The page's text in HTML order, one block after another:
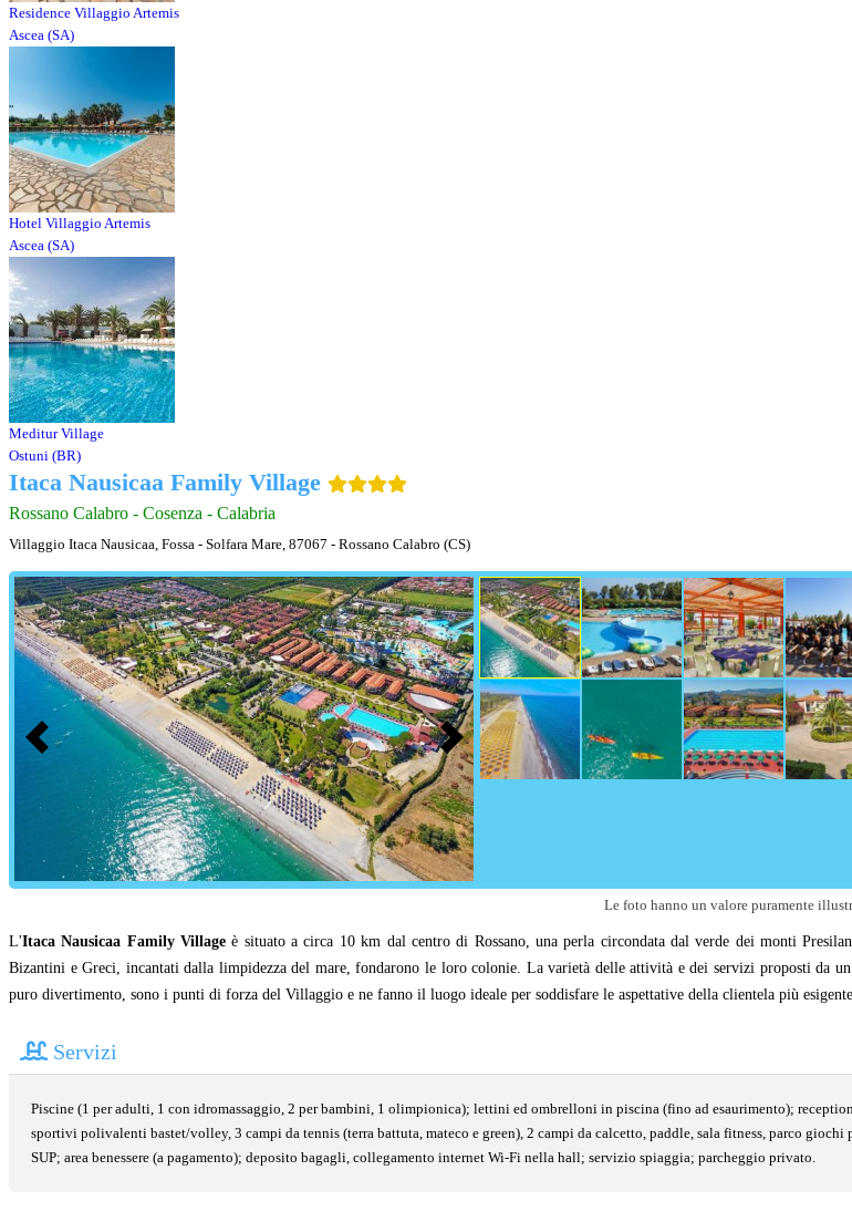
Residence Villaggio Artemis
Ascea (SA)
Hotel Villaggio Artemis
Ascea (SA)
Meditur Village
Ostuni (BR)
Itaca Nausicaa Family Village
Rossano Calabro - Cosenza - Calabria
Villaggio Itaca Nausicaa, Fossa - Solfara Mare, 87067 - Rossano Calabro (CS)
Le foto hanno un valore puramente
L'Itaca Nausicaa Family Village è situato a circa 10 km dal centro di Rossano, una perla circondata dal verde dei monti
Bizantini e Greci, incantati dalla limpidezza del mare, fondarono le loro colonie. La varietà delle attività e dei servizi proposti da
puro divertimento, sono i punti di forza del Villaggio e ne fanno il luogo ideale per soddisfare le aspettative della clientela più esigente.
Servizi
Piscine (1 per adulti, 1 con idromassaggio, 2 per bambini, 1 olimpionica); lettini ed ombrelloni in piscina (fino ad esaurimento);
sportivi polivalenti bastet/volley, 3 campi da tennis (terra battuta, mateco e green), 2 campi da calcetto, paddle, sala fitness, parco
SUP; area benessere (a pagamento); deposito bagagli, collegamento internet Wi-Fi nella hall; servizio spiaggia; parcheggio privato.